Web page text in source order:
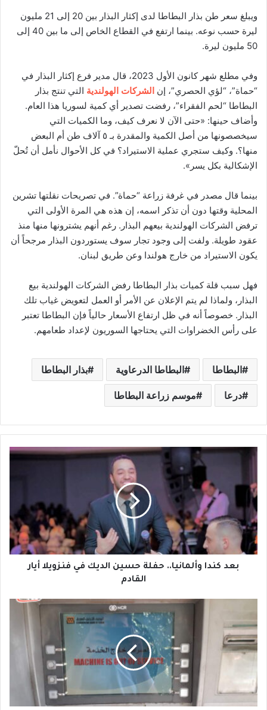
ويبلغ سعر طن بذار البطاطا لدى إكثار البذار بين 20 إلى 21 مليون
ليرة حسب نوعه. بينما ارتفع في القطاع الخاص إلى ما بين 40 إلى
50 مليون ليرة.
وفي مطلع شهر كانون الأول 2023، قال مدير فرع إكثار البذار في
“حماة”، “لؤي الحصري”، إن الشركات الهولندية التي تنتج بذار
البطاطا “لحم الفقراء”، رفضت تصدير أي كمية لسوريا هذا العام.
وأضاف حينها: «حتى الآن لا نعرف كيف، وما الكميات التي
سيخصصونها من أصل الكمية والمقدرة بـ ٥ آلاف طن أم البعض
منها؟. وكيف ستجري عملية الاستيراد؟ في كل الأحوال نأمل أن تُحلّ
الإشكالية بكل يسر».
بينما قال مصدر في غرفة زراعة “حماة”. في تصريحات نقلتها تشرين
المحلية وقتها دون أن تذكر اسمه، إن هذه هي المرة الأولى التي
ترفض الشركات الهولندية بيعهم البذار. رغم أنهم يشترونها منها منذ
عقود طويلة. ولفت إلى وجود تجار سوف يستوردون البذار مرجحاً أن
يكون الاستيراد من خارج هولندا وعن طريق لبنان.
فهل سبب قلة كميات بذار البطاطا رفض الشركات الهولندية بيع
البذار، ولماذا لم يتم الإعلان عن الأمر أو العمل لتعويض غياب تلك
البذار. خصوصاً أنه في ظل ارتفاع الأسعار حالياً فإن البطاطا تعتبر
على رأس الخضراوات التي يحتاجها السوريون لإعداد طعامهم.
البطاطا البطاطا الدرعاوية بذار البطاطا
درعا موسم زراعة البطاطا
ب
ك
د
ا
و
أ
ا
.
.
ل
ة
بعد كندا وألمانيا.. حفلة حسين الديك في فنزويلا أيار
القادم
ص
ر
ا
ل
آ